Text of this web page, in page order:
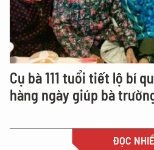
Cụ bà 111 tuổi tiết lộ bí
hàng ngày giúp bà
ĐỌC